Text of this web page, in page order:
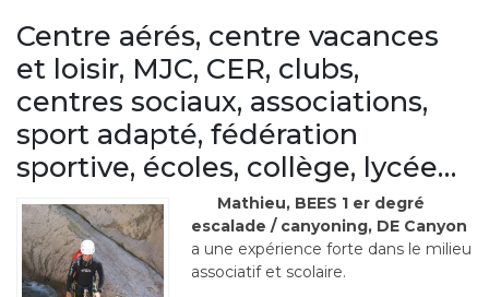
Centre aérés, centre vacances
et loisir, MJC, CER, clubs,
centres sociaux, associations,
sport adapté, fédération
sportive, écoles, collège, lycée…
Mathieu, BEES 1 er degré
escalade / canyoning, DE Canyon
a une expérience forte dans le milieu
associatif et scolaire.